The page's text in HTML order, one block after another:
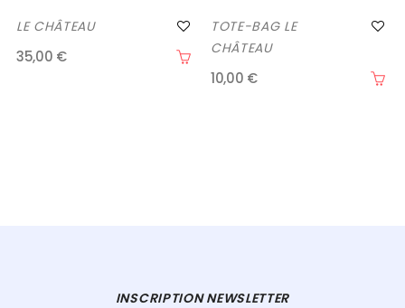
LE CHÂTEAU
35,00 €
TOTE-BAG LE
CHÂTEAU
10,00 €
INSCRIPTION NEWSLETTER